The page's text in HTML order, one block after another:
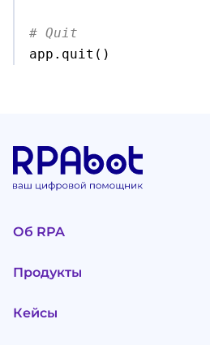
# Quit
app. quit ( )
Об RPA
Продукты
Кейсы